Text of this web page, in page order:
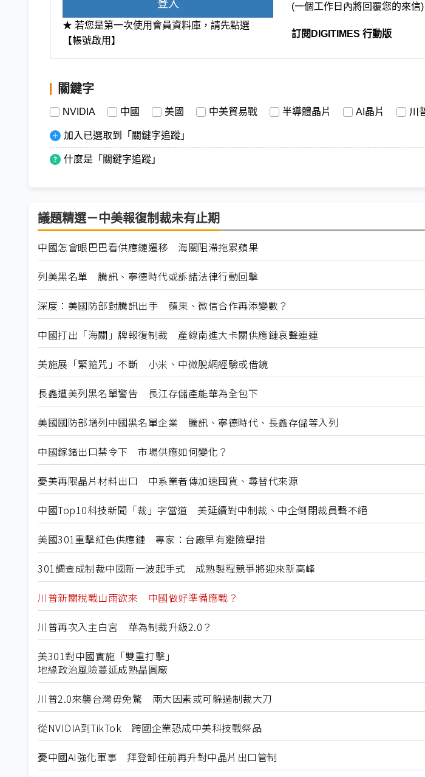
登入
★ 若您是第一次使用會員資料庫，請先點選
【帳號啟用】
(一個工作日內將回覆您的來信)
訂閱DIGITIMES 行動版
關鍵字
NVIDIA 中國 美國 中美貿易戰 半導體晶片 AI晶片 川
加入已選取到「關鍵字追蹤」
什麼是「關鍵字追蹤」
議題精選－中美報復制裁未有止期
中國怎會眼巴巴看供應鏈遷移 海關阻滯拖累蘋果
列美黑名單 騰訊、寧德時代或訴諸法律行動回擊
深度：美國防部對騰訊出手 蘋果、微信合作再添變數？
中國打出「海關」牌報復制裁 產線南進大卡關供應鏈哀聲連連
美施展「緊箍咒」不斷 小米、中微脫網經驗或借鏡
長鑫遭美列黑名單警告 長江存儲產能華為全包下
美國國防部增列中國黑名單企業 騰訊、寧德時代、長鑫存儲等入列
中國鎵鍺出口禁令下 市場供應如何變化？
憂美再限晶片材料出口 中系業者傳加速囤貨、尋替代來源
中國Top10科技新聞「裁」字當道 美延續對中制裁、中企倒閉裁員聲不絕
美國301重擊紅色供應鏈 專家：台廠早有避險舉措
301調查成制裁中國新一波起手式 成熟製程競爭將迎來新高峰
川普新關稅戰山雨欲來 中國做好準備應戰？
川普再次入主白宮 華為制裁升級2.0？
美301對中國實施「雙重打擊」
地緣政治風險蔓延成熟晶圓廠
川普2.0來襲台灣毋免驚 兩大因素或可躲過制裁大刀
從NVIDIA到TikTok 跨國企業恐成中美科技戰祭品
憂中國AI強化軍事 拜登卸任前再升對中晶片出口管制